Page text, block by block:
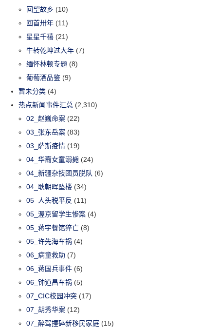
回望故乡 (10)
回首卅年 (11)
星星千禧 (21)
牛转乾坤过大年 (7)
缅怀林顿专题 (8)
葡萄酒品鉴 (9)
暂未分类 (4)
热点新闻事件汇总 (2,310)
02_赵巍命案 (22)
03_张东岳案 (83)
03_萨斯疫情 (19)
04_华裔女童溺毙 (24)
04_新疆杂技团员脱队 (6)
04_耿朝晖坠楼 (34)
05_人头税平反 (11)
05_渥京留学生惨案 (4)
05_蒋宇餐馆猝亡 (8)
05_许先海车祸 (4)
06_病童救助 (7)
06_蒋国兵事件 (6)
06_钟道昌车祸 (5)
07_CIC校园冲突 (17)
07_胡秀华案 (12)
07_醉驾撞碎新移民家庭 (15)